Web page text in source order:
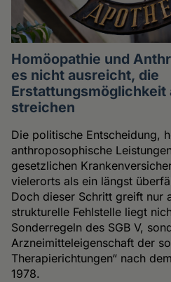
Homöopathie und
es nicht ausreicht, die
Erstattungsmöglichkeit
streichen
Die politische Entscheidung,
anthroposophische
gesetzlichen
vielerorts als ein längst
Doch dieser Schritt greift nur
strukturelle Fehlstelle liegt
Sonderregeln des SGB V,
Arzneimitteleigenschaft der
Therapierichtungen“ nach
1978.